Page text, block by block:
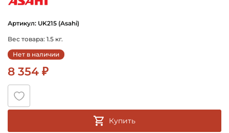
Артикул: UK215 (Asahi)
Вес товара: 1.5 кг.
Нет в наличии
8 354 ₽
Купить